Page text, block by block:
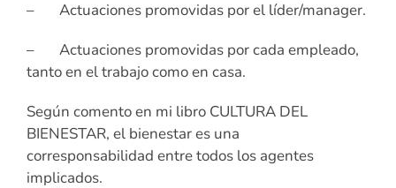
– Actuaciones promovidas por el líder/manager.
– Actuaciones promovidas por cada empleado,
tanto en el trabajo como en casa.
Según comento en mi libro CULTURA DEL
BIENESTAR, el bienestar es una
corresponsabilidad entre todos los agentes
implicados.